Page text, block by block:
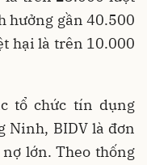
hưởng gần 40.500
hại là trên 10.000
tổ chức tín dụng
Ninh, BIDV là đơn
lớn. Theo thống